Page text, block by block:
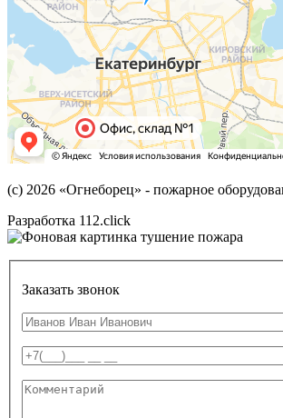
(с) 2026 «Огнеборец» - пожарное
Разработка 112.click
Заказать звонок